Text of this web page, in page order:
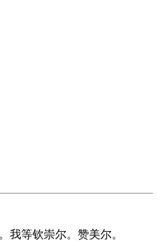
我等钦崇尔。赞美尔。